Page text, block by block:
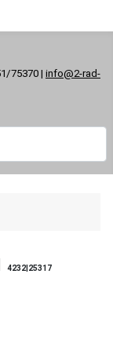
75370 | info@2-rad-
4232|25317